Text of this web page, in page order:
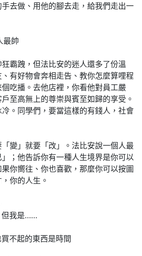
去做、用他的腳去走，給我們走出一
最帥
霸跩，但法比安的迷人還多了份溫
有好物會奔相走告、教你怎麼算哩程
吃播。去他店裡，你看他對員工嚴
至高無上的尊崇與賓至如歸的享受。
。同學們，要當這樣的有錢人，社會
變」就要「改」。法比安說一個人最
；他告訴你有一種人生境界是你可以
你嚮往、你也喜歡，那麼你可以按圖
你的人生。
但我是……
不起的東西是時間